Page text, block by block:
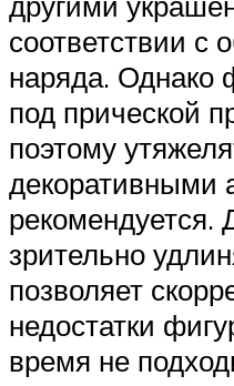
соответствии с
наряда. Однако
под прической
поэтому
декоративными
рекомендуется.
зрительно
позволяет
недостатки
время не